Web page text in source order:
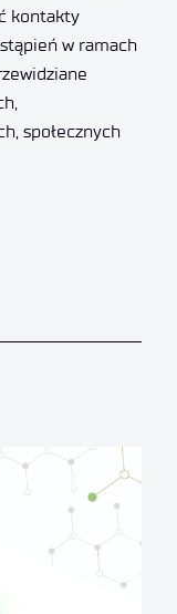
kontakty
w ramach
społecznych